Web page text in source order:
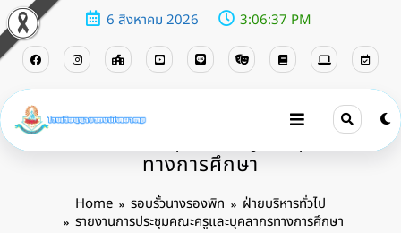
6 สิงหาคม 2026 3:06:38 PM
รายงานการประชุมคณะครูและบุคลากร
ทางการศึกษา
Home รอบรั้วนางรองพิท
ฝ่ายบริหารทั่วไป
รายงานการประชุมคณะครูและบุคลากรทางการศึกษา